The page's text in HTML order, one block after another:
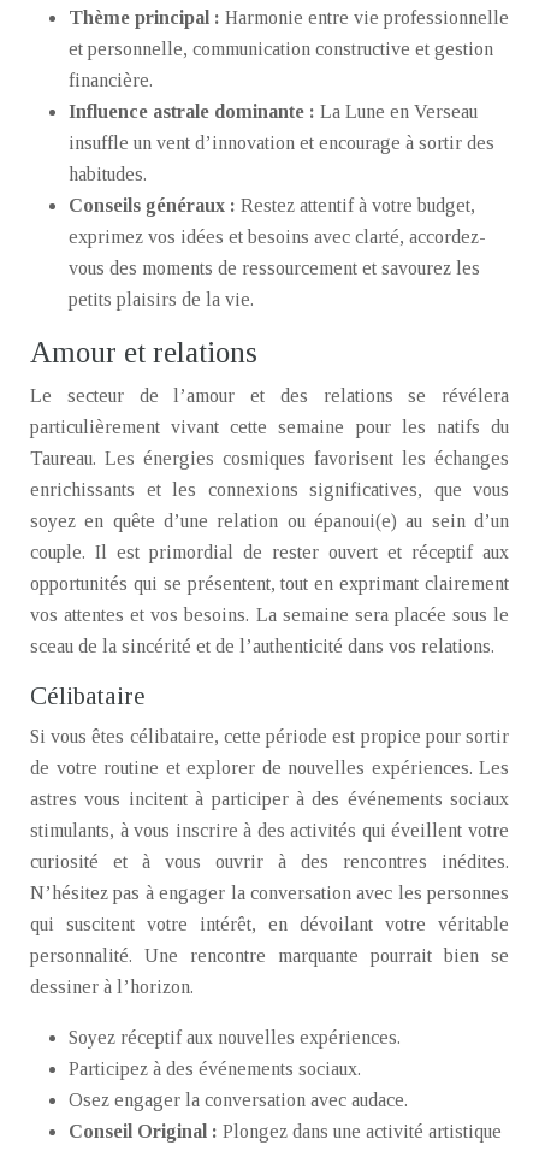
Thème principal : Harmonie entre vie professionnelle
et personnelle, communication constructive et gestion
financière.
Influence astrale dominante : La Lune en Verseau
insuffle un vent d’innovation et encourage à sortir des
habitudes.
Conseils généraux : Restez attentif à votre budget,
exprimez vos idées et besoins avec clarté, accordez-
vous des moments de ressourcement et savourez les
petits plaisirs de la vie.
Amour et relations
Le secteur de l’amour et des relations se révélera
particulièrement vivant cette semaine pour les natifs du
Taureau. Les énergies cosmiques favorisent les échanges
enrichissants et les connexions significatives, que vous
soyez en quête d’une relation ou épanoui(e) au sein d’un
couple. Il est primordial de rester ouvert et réceptif aux
opportunités qui se présentent, tout en exprimant clairement
vos attentes et vos besoins. La semaine sera placée sous le
sceau de la sincérité et de l’authenticité dans vos relations.
Célibataire
Si vous êtes célibataire, cette période est propice pour sortir
de votre routine et explorer de nouvelles expériences. Les
astres vous incitent à participer à des événements sociaux
stimulants, à vous inscrire à des activités qui éveillent votre
curiosité et à vous ouvrir à des rencontres inédites.
N’hésitez pas à engager la conversation avec les personnes
qui suscitent votre intérêt, en dévoilant votre véritable
personnalité. Une rencontre marquante pourrait bien se
dessiner à l’horizon.
Soyez réceptif aux nouvelles expériences.
Participez à des événements sociaux.
Osez engager la conversation avec audace.
Conseil Original : Plongez dans une activité artistique